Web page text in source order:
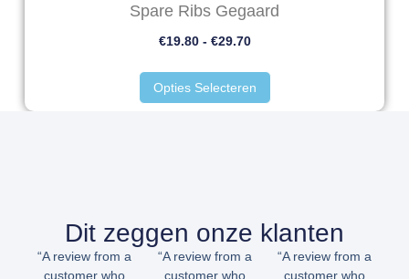
Spare Ribs Gegaard
€19.80 - €29.70
Opties Selecteren
Dit zeggen onze klanten
“A review from a
customer who
“A review from a
customer who
“A review from a
customer who